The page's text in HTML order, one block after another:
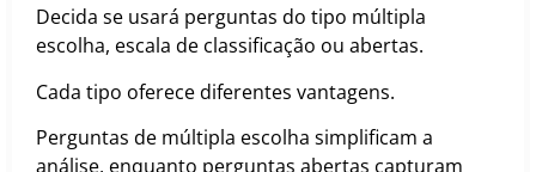
Decida se usará perguntas do tipo múltipla
escolha, escala de classificação ou abertas.
Cada tipo oferece diferentes vantagens.
Perguntas de múltipla escolha simplificam a
análise, enquanto perguntas abertas capturam